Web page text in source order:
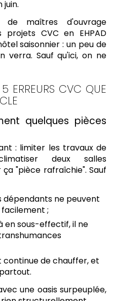
juin.
de maîtres d'ouvrage
CVC en EHPAD
saisonnier : un peu de
verra. Sauf qu'ici, on ne
ERREURS CVC QUE
quelques pièces
: limiter les travaux de
deux salles
"pièce rafraîchie". Sauf
dépendants ne peuvent
;
en sous-effectif, il ne
de chauffer, et
une oasis surpeuplée,